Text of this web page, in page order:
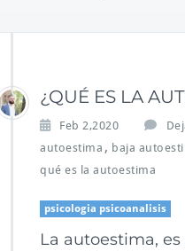
¿QUÉ ES LA
Feb 2,2020
autoestima , baja
qué es la autoestima
psicologia psicoanalisis
La autoestima,